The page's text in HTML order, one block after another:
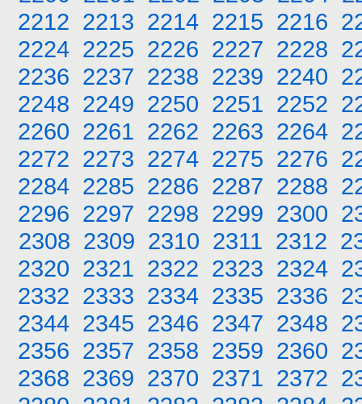
2212 2213 2214 2215 2216
2224 2225 2226 2227 2228
2236 2237 2238 2239 2240
2248 2249 2250 2251 2252
2260 2261 2262 2263 2264
2272 2273 2274 2275 2276
2284 2285 2286 2287 2288
2296 2297 2298 2299 2300
2308 2309 2310 2311 2312
2320 2321 2322 2323 2324
2332 2333 2334 2335 2336
2344 2345 2346 2347 2348
2356 2357 2358 2359 2360
2368 2369 2370 2371 2372